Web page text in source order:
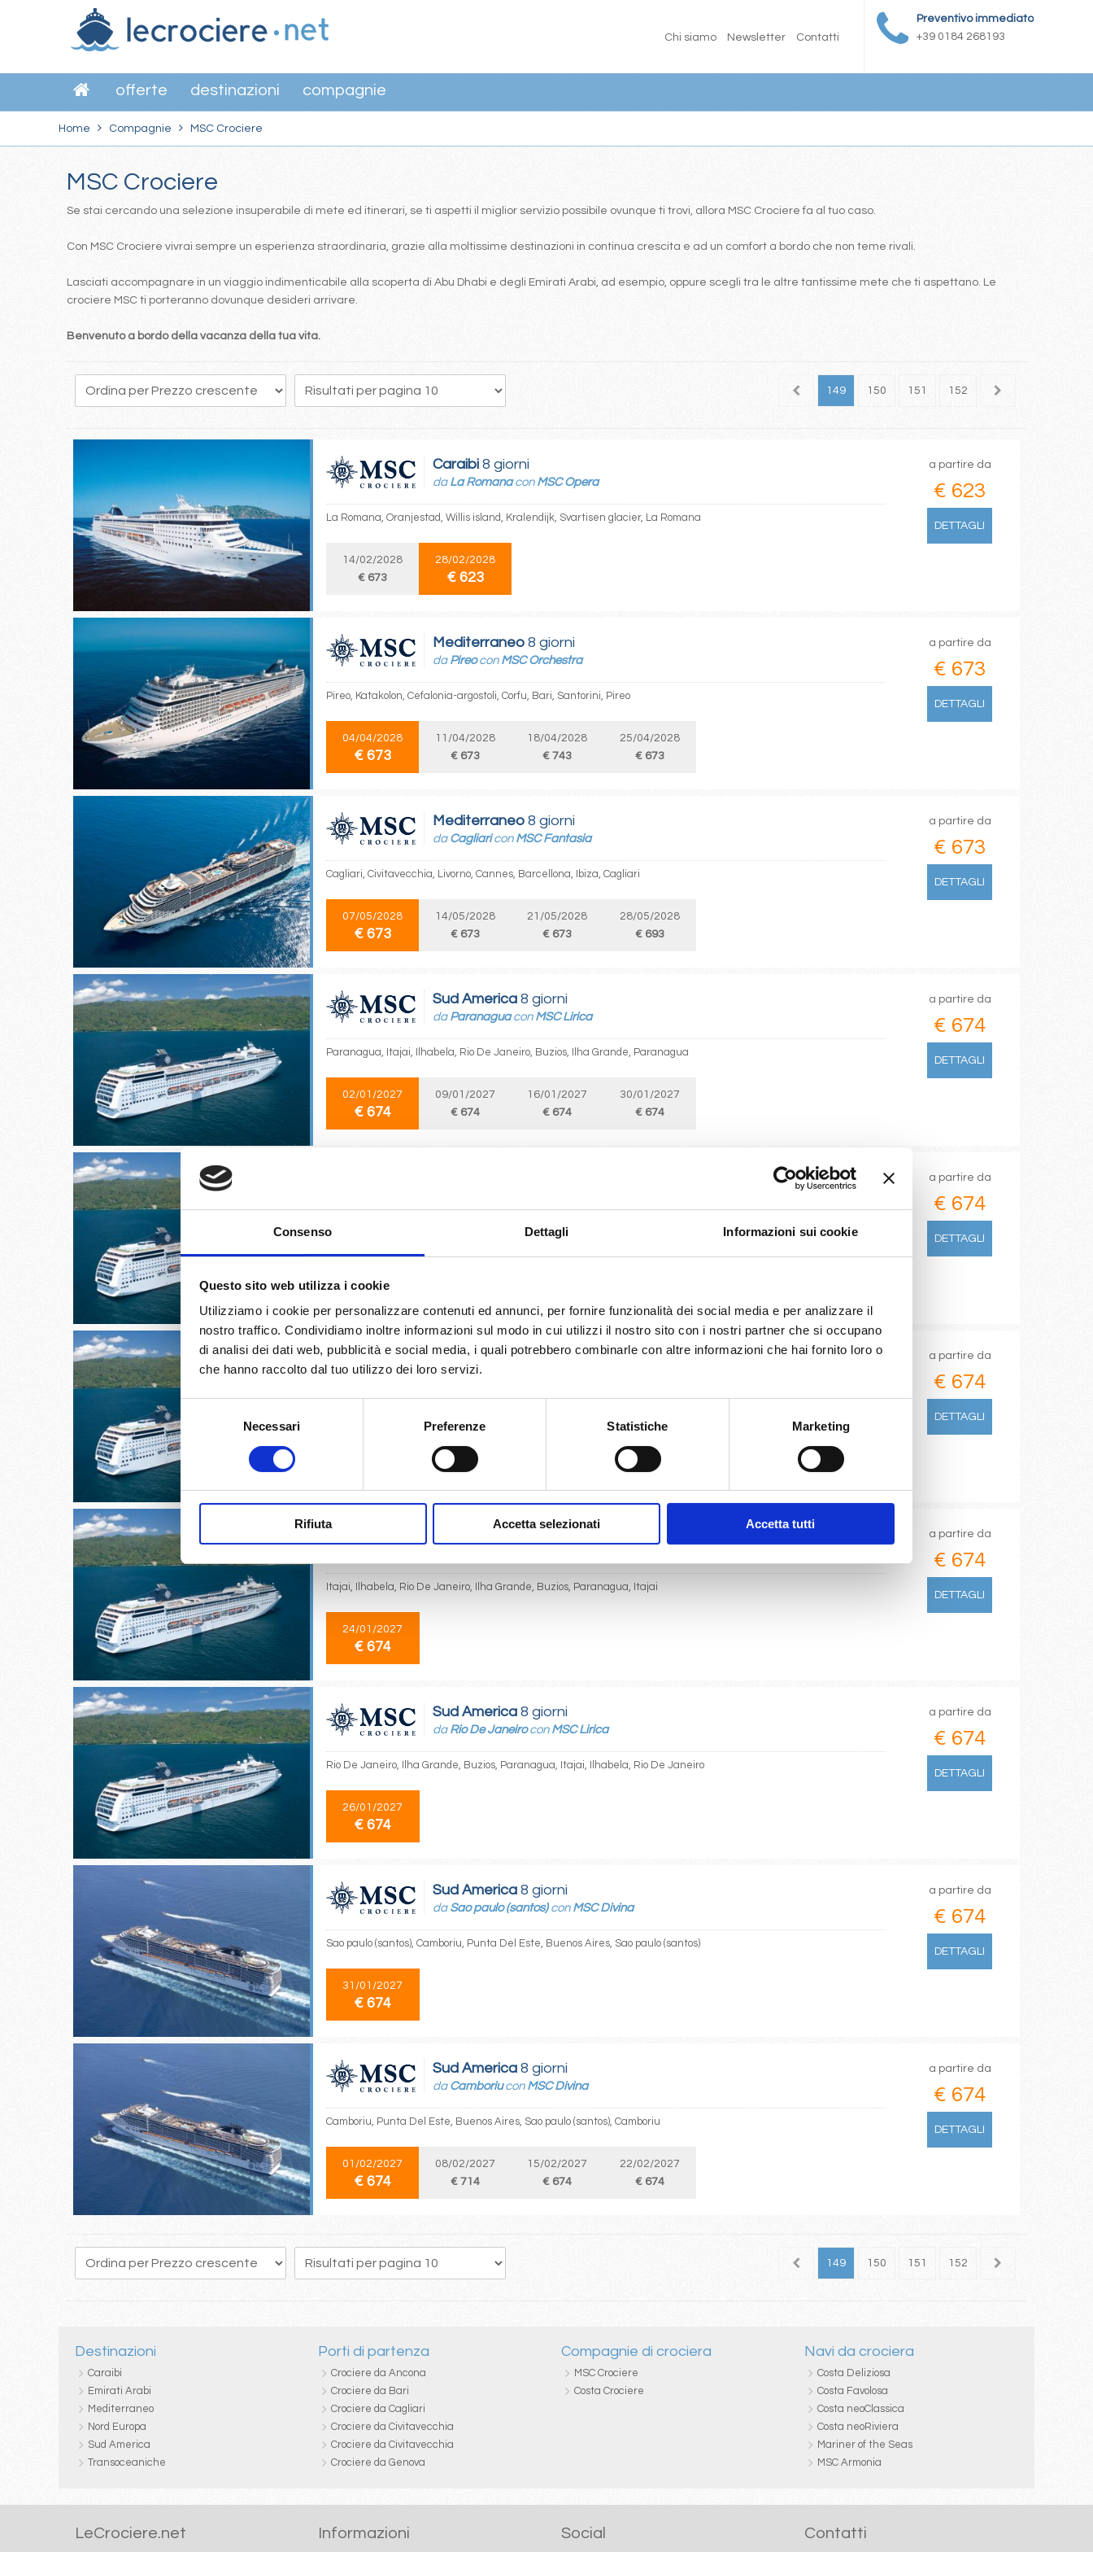
Consenso Dettagli Informazioni sui cookie
Questo sito web utilizza i cookie
Utilizziamo i cookie per personalizzare contenuti ed annunci, per fornire funzionalità dei social media e per analizzare il
nostro traffico. Condividiamo inoltre informazioni sul modo in cui utilizzi il nostro sito con i nostri partner che si occupano
di analisi dei dati web, pubblicità e social media, i quali potrebbero combinarle con altre informazioni che hai fornito loro o
che hanno raccolto dal tuo utilizzo dei loro servizi.
del
consenso
Necessari Preferenze Statistiche Marketing
Rifiuta Accetta selezionati Accetta tutti
Preventivo immediato
+39 0184 268193
Chi siamo Newsletter Contatti
offerte destinazioni compagnie
Home Compagnie MSC Crociere
MSC Crociere
Se stai cercando una selezione insuperabile di mete ed itinerari, se ti aspetti il miglior servizio possibile ovunque ti trovi, allora MSC Crociere fa al tuo caso.
Con MSC Crociere vivrai sempre un esperienza straordinaria, grazie alla moltissime destinazioni in continua crescita e ad un comfort a bordo che non teme rivali.
Lasciati accompagnare in un viaggio indimenticabile alla scoperta di Abu Dhabi e degli Emirati Arabi, ad esempio, oppure scegli tra le altre tantissime mete che ti aspettano. Le
crociere MSC ti porteranno dovunque desideri arrivare.
Benvenuto a bordo della vacanza della tua vita.
131 132 133 134 135 136 137 138 139 141 148 149 150 151 152 153
Caraibi 8 giorni
da La Romanacon MSC Opera
La Romana, Oranjestad, Willis island, Kralendijk, Svartisen glacier, La Romana
14/02/2028
€ 673
28/02/2028
€ 623
a partire da
€ 623
DETTAGLI
Mediterraneo 8 giorni
da Pireocon MSC Orchestra
Pireo, Katakolon, Cefalonia-argostoli, Corfu, Bari, Santorini, Pireo
04/04/2028
€ 673
11/04/2028
€ 673
18/04/2028
€ 743
25/04/2028
€ 673
a partire da
€ 673
DETTAGLI
Mediterraneo 8 giorni
da Cagliaricon MSC Fantasia
Cagliari, Civitavecchia, Livorno, Cannes, Barcellona, Ibiza, Cagliari
07/05/2028
€ 673
14/05/2028
€ 673
21/05/2028
€ 673
28/05/2028
€ 693
a partire da
€ 673
DETTAGLI
Sud America 8 giorni
da Paranaguacon MSC Lirica
Paranagua, Itajai, Ilhabela, Rio De Janeiro, Buzios, Ilha Grande, Paranagua
02/01/2027
€ 674
09/01/2027
€ 674
16/01/2027
€ 674
30/01/2027
€ 674
a partire da
€ 674
DETTAGLI
Rio De Janeiro, Buzios, Ilha Grande, Paranagua, Itajai, Ilhabela, Rio De Janeiro
€ 674
a partire da
€ 674
DETTAGLI
Sud America8 giorni
daParanagua
a partire da
€ 674
DETTAGLI
Sud America8 giorni
Itajai, Ilhabela, Rio De Janeiro, Ilha Grande, Buzios, Paranagua, Itajai
24/01/2027
€ 674
a partire da
€ 674
DETTAGLI
Sud America 8 giorni
da Rio De Janeirocon MSC Lirica
Rio De Janeiro, Ilha Grande, Buzios, Paranagua, Itajai, Ilhabela, Rio De Janeiro
26/01/2027
€ 674
a partire da
€ 674
DETTAGLI
Sud America 8 giorni
da Sao paulo (santos)con MSC Divina
Sao paulo (santos), Camboriu, Punta Del Este, Buenos Aires, Sao paulo (santos)
31/01/2027
€ 674
a partire da
€ 674
DETTAGLI
Sud America 8 giorni
da Camboriucon MSC Divina
Camboriu, Punta Del Este, Buenos Aires, Sao paulo (santos), Camboriu
01/02/2027
€ 674
08/02/2027
€ 714
15/02/2027
€ 674
22/02/2027
€ 674
a partire da
€ 674
DETTAGLI
131 132 133 134 135 136 137 138 139 141 148 149 150 151 152 153
Destinazioni
Caraibi
Emirati Arabi
Mediterraneo
Nord Europa
Sud America
Transoceaniche
Porti di partenza
Crociere da Ancona
Crociere da Bari
Crociere da Cagliari
Crociere da Civitavecchia
Crociere da Civitavecchia
Crociere da Genova
Compagnie di crociera
MSC Crociere
Costa Crociere
Navi da crociera
Costa Deliziosa
Costa Favolosa
Costa neoClassica
Costa neoRiviera
Mariner of the Seas
MSC Armonia
LeCrociere.net Informazioni Social Contatti